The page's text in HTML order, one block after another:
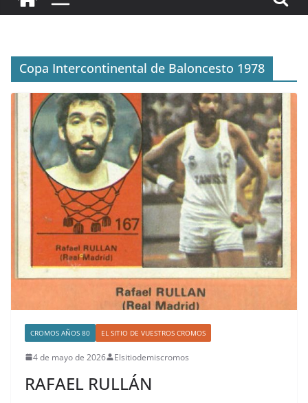
Copa Intercontinental de Baloncesto 1978
CROMOS AÑOS 80 EL SITIO DE VUESTROS CROMOS
4 de mayo de 2026 Elsitiodemiscromos
RAFAEL RULLÁN